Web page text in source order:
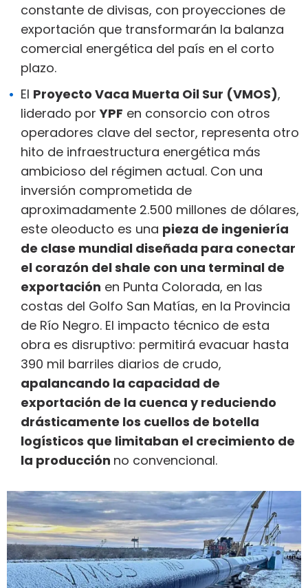
constante de divisas, con proyecciones de
exportación que transformarán la balanza
comercial energética del país en el corto
plazo.
El Proyecto Vaca Muerta Oil Sur (VMOS),
liderado porYPF en consorcio con otros
operadores clave del sector, representa otro
hito de infraestructura energética más
ambicioso del régimen actual. Con una
inversión comprometida de
aproximadamente 2.500 millones de dólares,
este oleoducto es una pieza de ingeniería
de clase mundial diseñada para conectar
el corazón del shale con una terminal de
exportación en Punta Colorada, en las
costas del Golfo San Matías, en la Provincia
de Río Negro. El impacto técnico de esta
obra es disruptivo: permitirá evacuar hasta
390 mil barriles diarios de crudo,
apalancando la capacidad de
exportación de la cuenca y reduciendo
drásticamente los cuellos de botella
logísticos que limitaban el crecimiento de
la producción no convencional.